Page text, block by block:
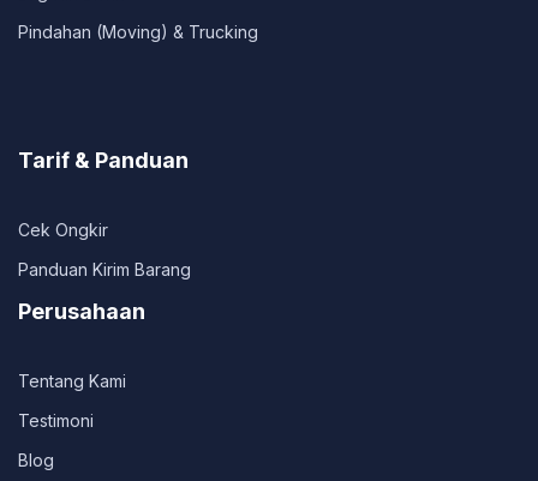
Pindahan (Moving) & Trucking
Tarif & Panduan
Cek Ongkir
Panduan Kirim Barang
Perusahaan
Tentang Kami
Testimoni
Blog